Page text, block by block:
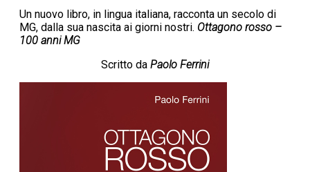
Un nuovo libro, in lingua italiana, racconta un secolo di
MG, dalla sua nascita ai giorni nostri. Ottagono rosso –
100 anni MG
Scritto da Paolo Ferrini